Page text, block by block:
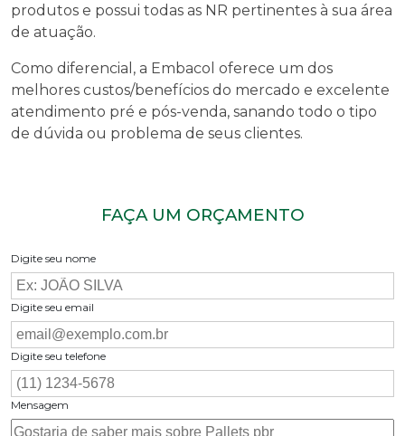
produtos e possui todas as NR pertinentes à sua área
de atuação.
Como diferencial, a Embacol oferece um dos
melhores custos/benefícios do mercado e excelente
atendimento pré e pós-venda, sanando todo o tipo
de dúvida ou problema de seus clientes.
FAÇA UM ORÇAMENTO
Digite seu nome
Digite seu email
Digite seu telefone
Mensagem